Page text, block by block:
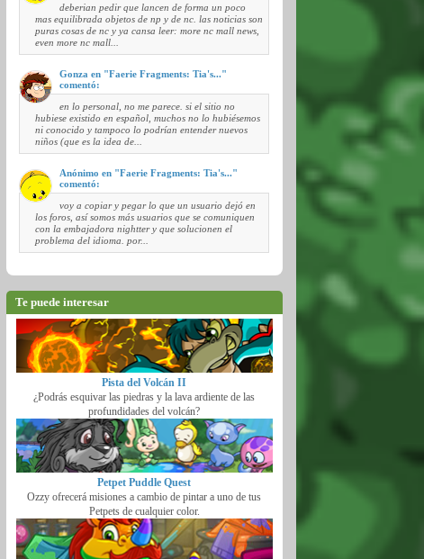
deberian pedir que lancen de forma un poco
mas equilibrada objetos de np y de nc. las noticias son
puras cosas de nc y ya cansa leer: more nc mall news,
even more nc mall...
Gonza en "Faerie Fragments: Tia's..."
comentó:
en lo personal, no me parece. si el sitio no
hubiese existido en español, muchos no lo hubiésemos
ni conocido y tampoco lo podrían entender nuevos
niños (que es la idea de...
Anónimo en "Faerie Fragments: Tia's..."
comentó:
voy a copiar y pegar lo que un usuario dejó en
los foros, así somos más usuarios que se comuniquen
con la embajadora nightter y que solucionen el
problema del idioma. por...
Te puede interesar
Pista del Volcán II
¿Podrás esquivar las piedras y la lava ardiente de las
profundidades del volcán?
Petpet Puddle Quest
Ozzy ofrecerá misiones a cambio de pintar a uno de tus
Petpets de cualquier color.